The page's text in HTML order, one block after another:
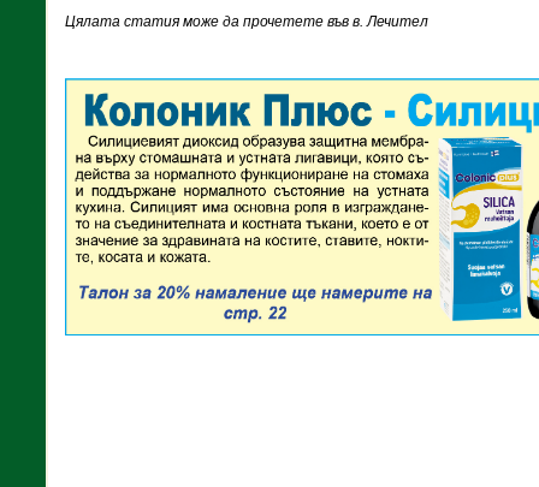
Цялата статия може да прочетете във в. Лечител